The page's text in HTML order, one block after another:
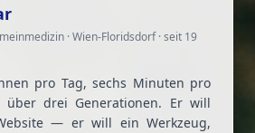
· Wien-Floridsdorf · seit 19
pro Tag, sechs Minuten pro
über drei Generationen. Er will
— er will ein Werkzeug,